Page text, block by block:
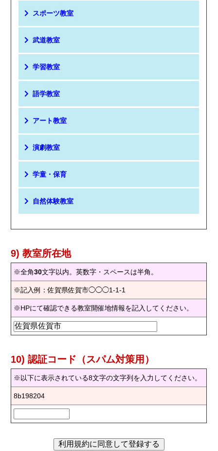
スポーツ教室
武道教室
学習教室
語学教室
アート教室
演劇教室
学童・保育
自然体験教室
9) 教室所在地
※全角30文字以内。英数字・スペースは半角。
※記入例：佐賀県佐賀市◯◯◯1-1-1
※HPにて確認できる教室開催地情報を記入してください。
10) 認証コード（スパム対策用）
※以下に表示されている8文字の文字列を入力してください。
8b198204